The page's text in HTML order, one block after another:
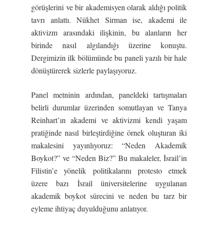
görüşlerini ve bir akademisyen olarak aldığı politik
tavrı anlattı. Nükhet Sirman ise, akademi ile
aktivizm arasındaki ilişkinin, bu alanların her
birinde nasıl algılandığı üzerine konuştu.
Dergimizin ilk bölümünde bu paneli yazılı bir hale
dönüştürerek sizlerle paylaşıyoruz.
Panel metninin ardından, paneldeki tartışmaları
belirli durumlar üzerinden somutlayan ve Tanya
Reinhart’ın akademi ve aktivizmi kendi yaşam
pratiğinde nasıl birleştirdiğine örnek oluşturan iki
makalesini yayınlıyoruz: “Neden Akademik
Boykot?” ve “Neden Biz?” Bu makaleler, İsrail’in
Filistin’e yönelik politikalarını protesto etmek
üzere bazı İsrail üniversitelerine uygulanan
akademik boykot sürecini ve neden bu tarz bir
eyleme ihtiyaç duyulduğunu anlatıyor.